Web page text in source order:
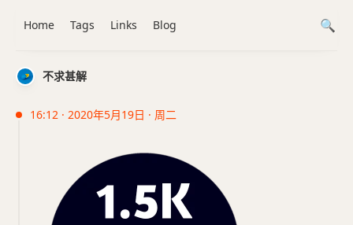
不求甚解
16:12 · 2020年5月19日 · 周二
Home Tags Links Blog